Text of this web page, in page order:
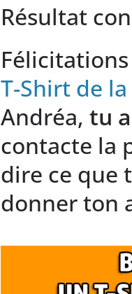
Résultat
Félicitations
T-Shirt de
Andréa, tu
contacte la
dire ce que
donner ton